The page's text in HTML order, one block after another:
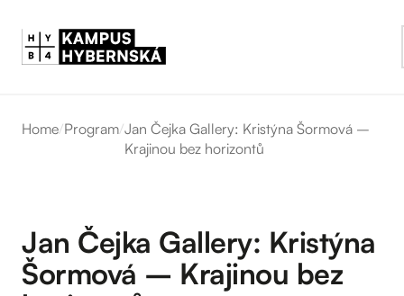
Home/Program/Jan Čejka Gallery: Kristýna Šormová –
Krajinou bez horizontů
Jan Čejka Gallery: Kristýna
Šormová – Krajinou bez